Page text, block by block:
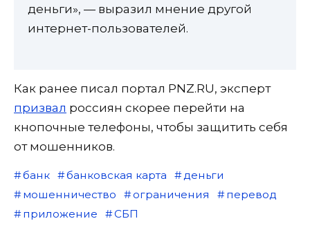
деньги», — выразил мнение другой
интернет-пользователей.
Как ранее писал портал PNZ.RU, эксперт
призвал россиян скорее перейти на
кнопочные телефоны, чтобы защитить себя
от мошенников.
банк банковская карта
деньги
мошенничество
ограничения
перевод
приложение
СБП